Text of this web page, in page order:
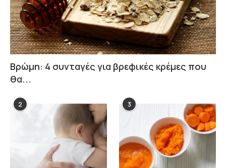
Βρώμη: 4 συνταγές για βρεφικές κρέμες που
θα...
2 3